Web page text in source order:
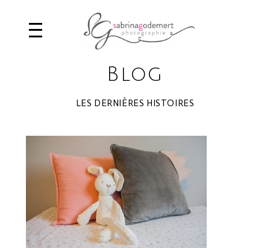
Blog
LES DERNIÈRES HISTOIRES